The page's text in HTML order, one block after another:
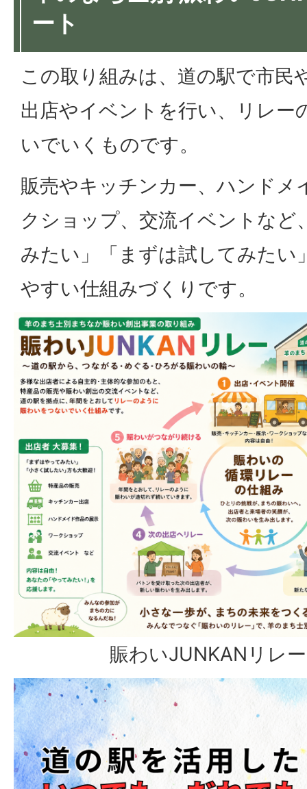
ート
この取り組みは、道の駅で市民
出店やイベントを行い、リレー
いでいくものです。
販売やキッチンカー、ハンドメ
クショップ、交流イベントなど
みたい」「まずは試してみたい
やすい仕組みづくりです。
賑わいJUNKANリレ